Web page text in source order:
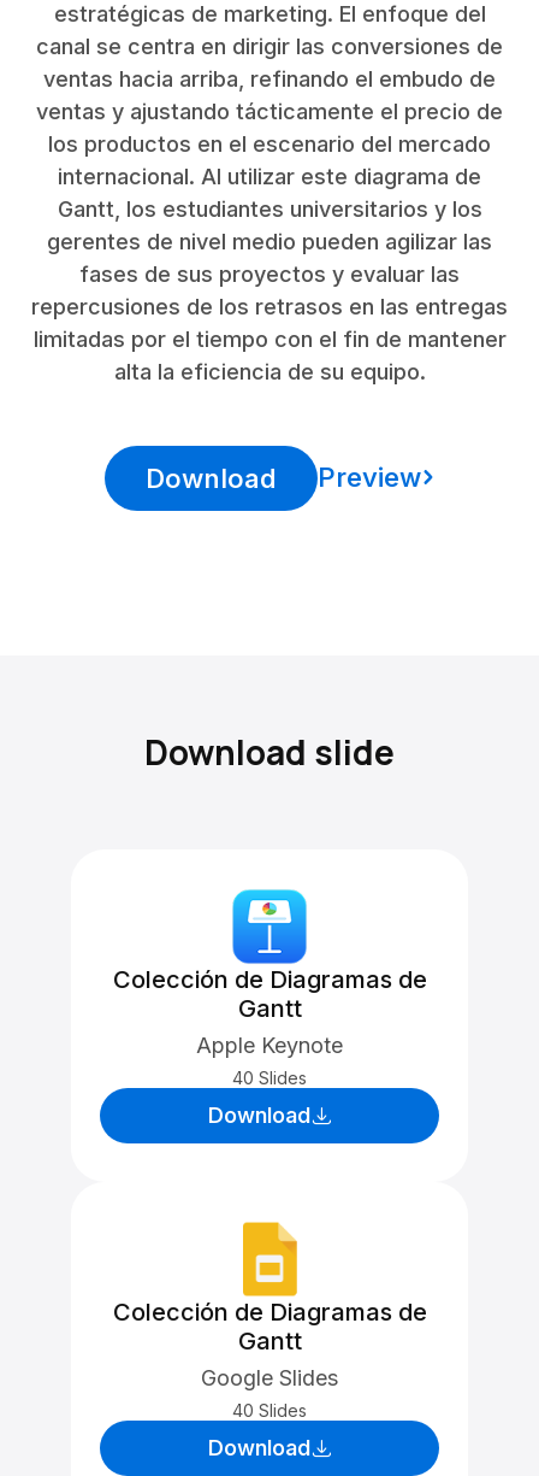
estratégicas de marketing. El enfoque del
canal se centra en dirigir las conversiones de
ventas hacia arriba, refinando el embudo de
ventas y ajustando tácticamente el precio de
los productos en el escenario del mercado
internacional. Al utilizar este diagrama de
Gantt, los estudiantes universitarios y los
gerentes de nivel medio pueden agilizar las
fases de sus proyectos y evaluar las
repercusiones de los retrasos en las entregas
limitadas por el tiempo con el fin de mantener
alta la eficiencia de su equipo.
Download Preview
Download slide
Colección de Diagramas de
Gantt
Apple Keynote
40 Slides
Download
Colección de Diagramas de
Gantt
Google Slides
40 Slides
Download